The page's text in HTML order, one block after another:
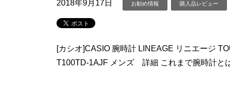
2018年9月17日 お勧め情報 購入品レビュー
[カシオ]CASIO 腕時計 LINEAGE リニエージ
T100TD-1AJF メンズ 詳細 これまで腕時計と